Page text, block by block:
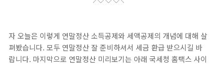
자 오늘은 이렇게 연말정산 소득공제와 세액공제의 개념에 대해 살
펴봤습니다. 모두 연말정산 잘 준비하셔서 세금 환급 받으시길 바
랍니다. 마지막으로 연말정산 미리보기는 아래 국세청 홈택스 사이